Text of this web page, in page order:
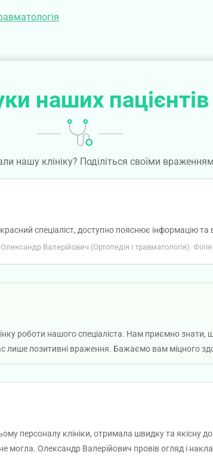
наших пацієнтів
нашу клініку? Поділіться своїми
спеціаліст, доступно пояснює інформацію та
Валерійович (Ортопедія і травматологія). Філія
роботи нашого спеціаліста. Нам приємно
лише позитивні враження. Бажаємо вам міцного
персоналу клініки, отримала швидку та якісну
могла. Олександр Валерійович провів огляд і